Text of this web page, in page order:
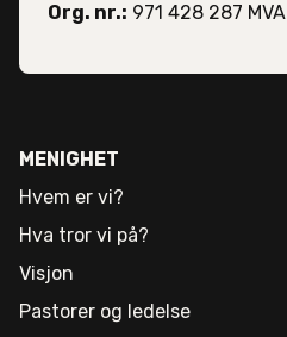
Org. nr.: 971 428 287 MVA
MENIGHET
Hvem er vi?
Hva tror vi på?
Visjon
Pastorer og ledelse